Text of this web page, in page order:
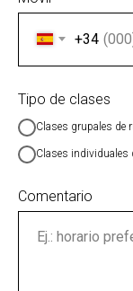
+34
Tipo de clases
Clases grupales de
Clases individuales
Comentario